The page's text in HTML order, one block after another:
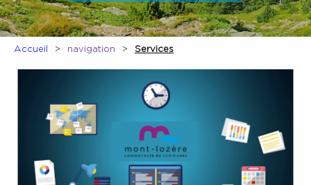
Accueil navigation Services